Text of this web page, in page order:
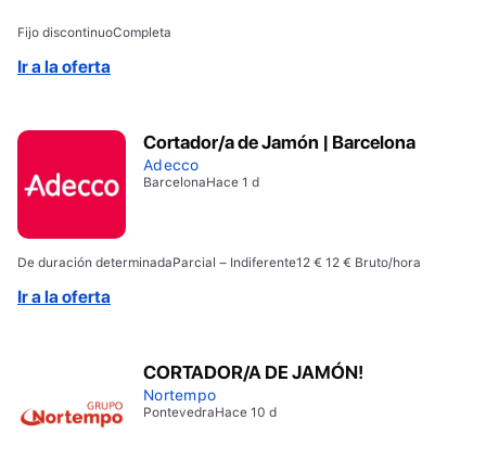
Fijo discontinuoCompleta
Ir a la oferta
Cortador/a de Jamón | Barcelona
Adecco
BarcelonaHace 1 d
De duración determinadaParcial – Indiferente12 € 12 € Bruto/hora
Ir a la oferta
CORTADOR/A DE JAMÓN!
Nortempo
PontevedraHace 10 d